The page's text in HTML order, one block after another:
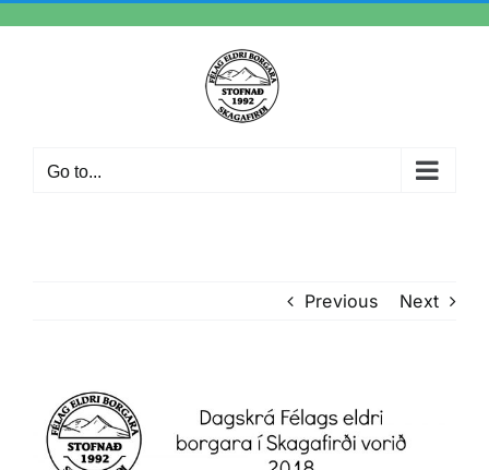
Go to...
Previous Next
View
Larger
Image